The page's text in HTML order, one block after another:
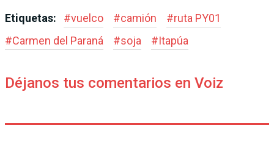
Etiquetas: #vuelco #camión #ruta PY01
#Carmen del Paraná #soja #Itapúa
Déjanos tus comentarios en Voiz